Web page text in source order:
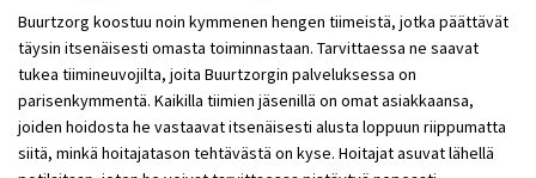
Buurtzorg koostuu noin kymmenen hengen tiimeistä, jotka päättävät
täysin itsenäisesti omasta toiminnastaan. Tarvittaessa ne saavat
tukea tiimineuvojilta, joita Buurtzorgin palveluksessa on
parisenkymmentä. Kaikilla tiimien jäsenillä on omat asiakkaansa,
joiden hoidosta he vastaavat itsenäisesti alusta loppuun riippumatta
siitä, minkä hoitajatason tehtävästä on kyse. Hoitajat asuvat lähellä